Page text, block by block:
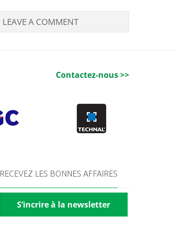
Contactez-nous >>
RECEVEZ LES BONNES AFFAIRES
S’incrire à la newsletter